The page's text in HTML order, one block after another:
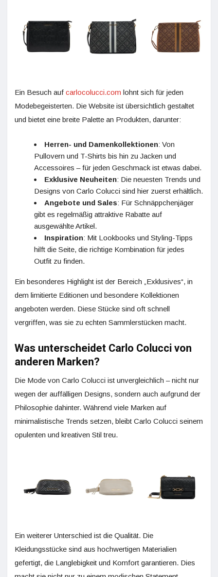
Ein Besuch auf carlocolucci.com lohnt sich für jeden
Modebegeisterten. Die Website ist übersichtlich gestaltet
und bietet eine breite Palette an Produkten, darunter:
Herren- und Damenkollektionen: Von
Pullovern und T-Shirts bis hin zu Jacken und
Accessoires – für jeden Geschmack ist etwas dabei.
Exklusive Neuheiten: Die neuesten Trends und
Designs von Carlo Colucci sind hier zuerst erhältlich.
Angebote und Sales: Für Schnäppchenjäger
gibt es regelmäßig attraktive Rabatte auf
ausgewählte Artikel.
Inspiration: Mit Lookbooks und Styling-Tipps
hilft die Seite, die richtige Kombination für jedes
Outfit zu finden.
Ein besonderes Highlight ist der Bereich „Exklusives“, in
dem limitierte Editionen und besondere Kollektionen
angeboten werden. Diese Stücke sind oft schnell
vergriffen, was sie zu echten Sammlerstücken macht.
Was unterscheidet Carlo Colucci von
anderen Marken?
Die Mode von Carlo Colucci ist unvergleichlich – nicht nur
wegen der auffälligen Designs, sondern auch aufgrund der
Philosophie dahinter. Während viele Marken auf
minimalistische Trends setzen, bleibt Carlo Colucci seinem
opulenten und kreativen Stil treu.
Ein weiterer Unterschied ist die Qualität. Die
Kleidungsstücke sind aus hochwertigen Materialien
gefertigt, die Langlebigkeit und Komfort garantieren. Dies